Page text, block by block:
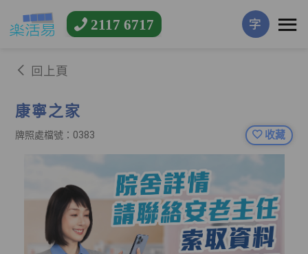
2117 6717 字
回上頁
康寧之家
牌照處檔號：0383 收藏